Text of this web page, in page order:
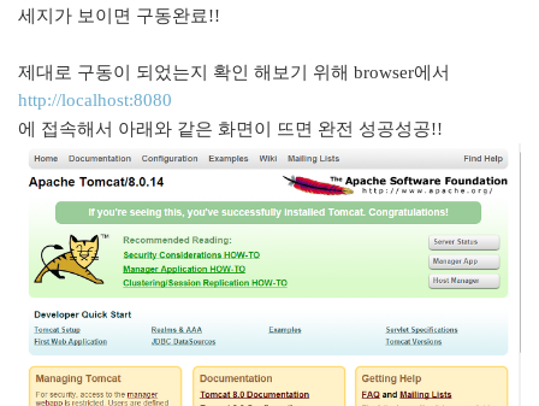
세지가 보이면 구동완료!!
제대로 구동이 되었는지 확인 해보기 위해 browser에서
http://localhost:8080
에 접속해서 아래와 같은 화면이 뜨면 완전 성공성공!!